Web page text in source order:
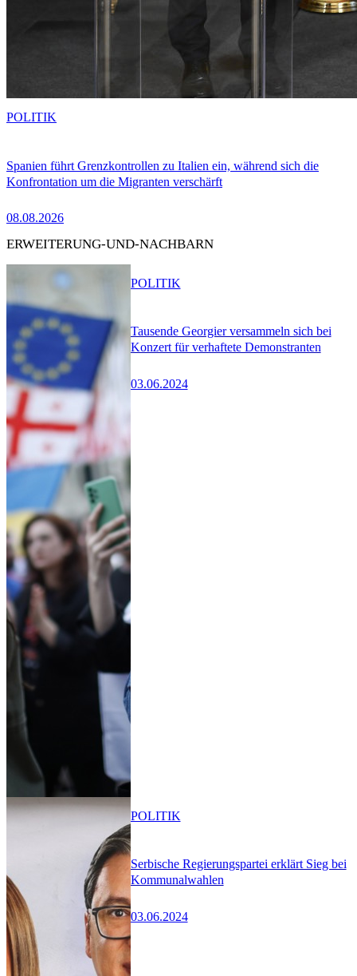
Spanien führt Grenzkontrollen zu Italien ein, während sich die
Konfrontation um die Migranten verschärft
08.08.2026
POLITIK
ERWEITERUNG-UND-NACHBARN
Tausende Georgier versammeln sich bei
Konzert für verhaftete Demonstranten
03.06.2024
POLITIK
Serbische Regierungspartei erklärt Sieg bei
Kommunalwahlen
03.06.2024
POLITIK